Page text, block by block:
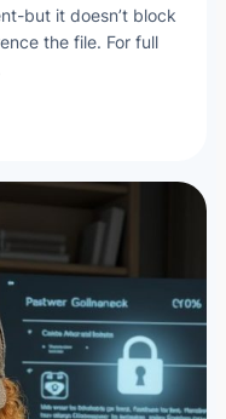
but it doesn’t block
the file. For full